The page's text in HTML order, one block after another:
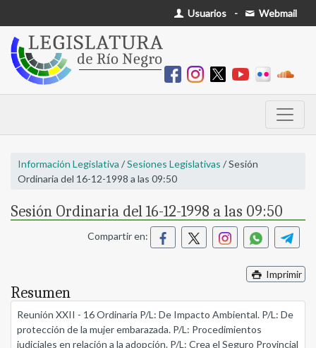
Usuarios - Webmail
Información Legislativa /Sesiones Legislativas / Sesión
Ordinaria del 16-12-1998 a las 09:50
Sesión Ordinaria del 16-12-1998 a las 09:50
Compartir en:
Imprimir
Resumen
Reunión XXII - 16 Ordinaria P/L: De Impacto Ambiental. P/L: De
protección de la mujer embarazada. P/L: Procedimientos
judiciales en relación a la adopción. P/L: Crea el Seguro Provincial